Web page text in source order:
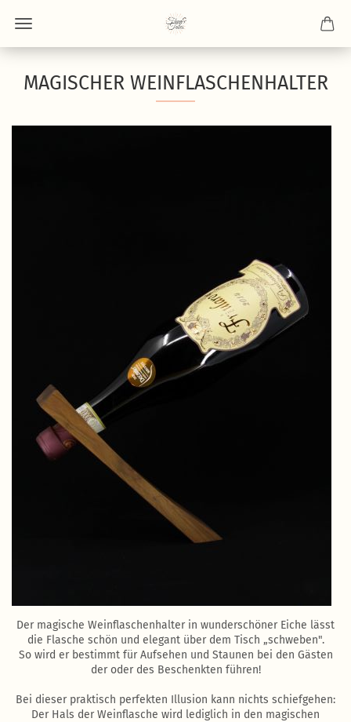
MAGISCHER WEINFLASCHENHALTER
Der magische Weinflaschenhalter in wunderschöner Eiche lässt
die Flasche schön und elegant über dem Tisch „schweben".
So wird er bestimmt für Aufsehen und Staunen bei den Gästen
der oder des Beschenkten führen!
Bei dieser praktisch perfekten Illusion kann nichts schiefgehen:
Der Hals der Weinflasche wird lediglich in den magischen